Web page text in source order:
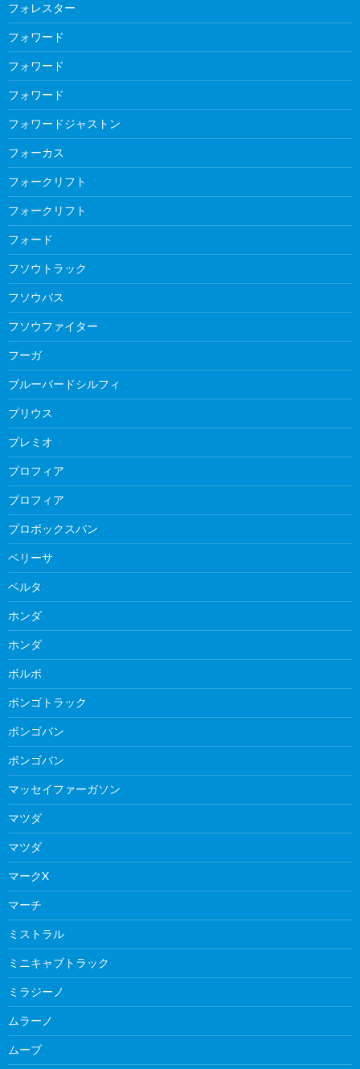
フォレスター
フォワード
フォワード
フォワード
フォワードジャストン
フォーカス
フォークリフト
フォークリフト
フォード
フソウトラック
フソウバス
フソウファイター
フーガ
ブルーバードシルフィ
プリウス
プレミオ
プロフィア
プロフィア
プロボックスバン
ベリーサ
ベルタ
ホンダ
ホンダ
ボルボ
ボンゴトラック
ボンゴバン
ボンゴバン
マッセイファーガソン
マツダ
マツダ
マークX
マーチ
ミストラル
ミニキャブトラック
ミラジーノ
ムラーノ
ムーブ